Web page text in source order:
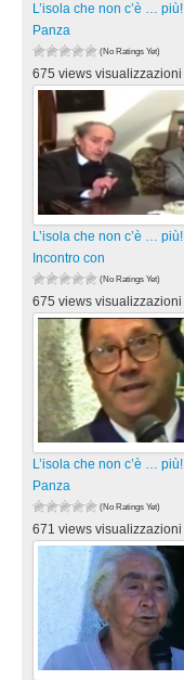
L’isola che non c’è … più!
Panza
(No Ratings Yet)
675 views visualizzazioni
L’isola che non c’è … più!
Incontro con
(No Ratings Yet)
675 views visualizzazioni
L’isola che non c’è … più!
Panza
(No Ratings Yet)
671 views visualizzazioni